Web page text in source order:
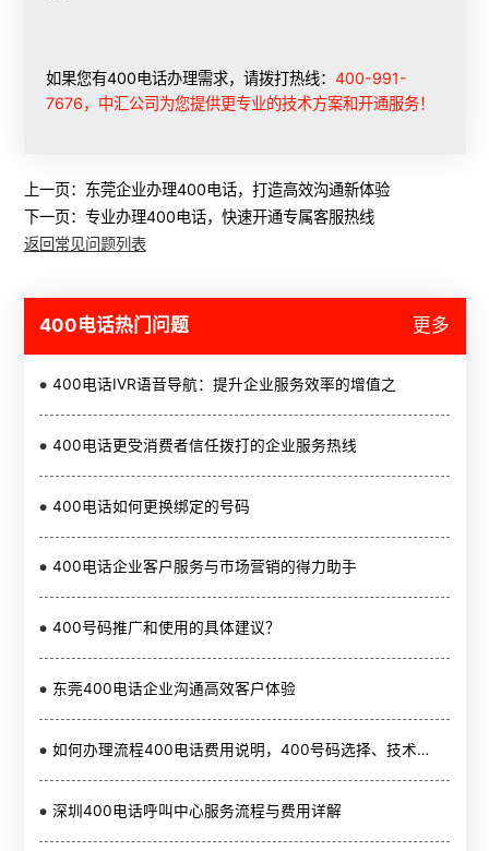
如果您有400电话办理需求，请拨打热线：400-991-
7676，中汇公司为您提供更专业的技术方案和开通服务！
上一页： 东莞企业办理400电话，打造高效沟通新体验
下一页： 专业办理400电话，快速开通专属客服热线
返回常见问题列表
400电话热门问题 更多
400电话IVR语音导航：提升企业服务效率的增值之
400电话更受消费者信任拨打的企业服务热线
400电话如何更换绑定的号码
400电话企业客户服务与市场营销的得力助手
400号码推广和使用的具体建议？
东莞400电话企业沟通高效客户体验
如何办理流程400电话费用说明，400号码选择、技术支持申请？
深圳400电话呼叫中心服务流程与费用详解